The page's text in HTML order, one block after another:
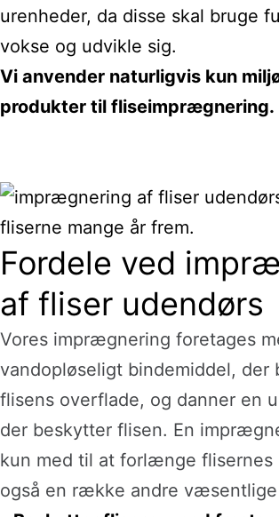
urenheder, da disse skal bruge
vokse og udvikle sig.
Vi anvender naturligvis kun
produkter til fliseimprægnering.
Fordele ved
af fliser udendørs
Vores imprægnering foretages
vandopløseligt bindemiddel, der
flisens overflade, og danner en
der beskytter flisen. En
kun med til at forlænge flisernes
også en række andre